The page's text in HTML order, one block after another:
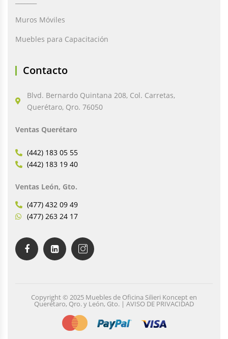
Muros Móviles
Muebles para Capacitación
Contacto
Blvd. Bernardo Quintana 208, Col. Carretas,
Querétaro, Qro. 76050
Ventas Querétaro
(442) 183 05 55
(442) 183 19 40
Ventas León, Gto.
(477) 432 09 49
(477) 263 24 17
Copyright © 2025 Muebles de Oficina Silieri Koncept en
Querétaro, Qro. y León, Gto. | AVISO DE PRIVACIDAD